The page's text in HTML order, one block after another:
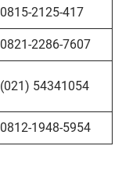
0815-2125-417
0821-2286-7607
(021) 54341054
0812-1948-5954